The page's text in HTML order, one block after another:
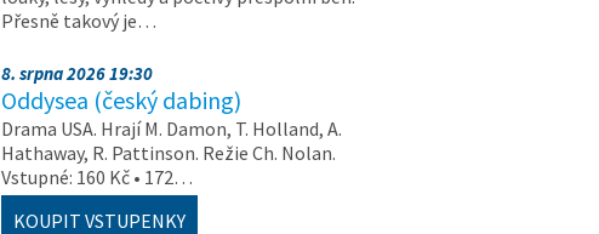
Přesně takový je…
8. srpna 2026 19:30
Oddysea (český dabing)
Drama USA. Hrají M. Damon, T. Holland, A.
Hathaway, R. Pattinson. Režie Ch. Nolan.
Vstupné: 160 Kč • 172…
KOUPIT VSTUPENKY